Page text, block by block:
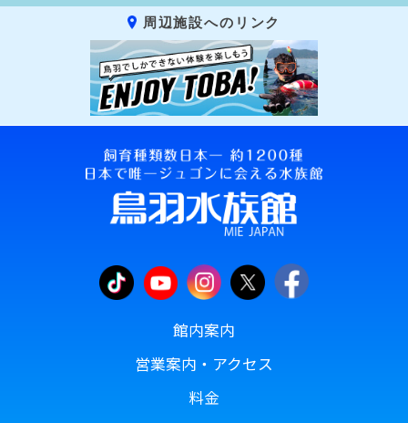
周辺施設へのリンク
館内案内
営業案内・アクセス
料金